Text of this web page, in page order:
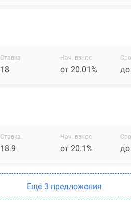
Ставка
18
Нач. взнос
от 20.01%
Ставка
18.9
Нач. взнос
от 20.1%
Ещё 3 предложения